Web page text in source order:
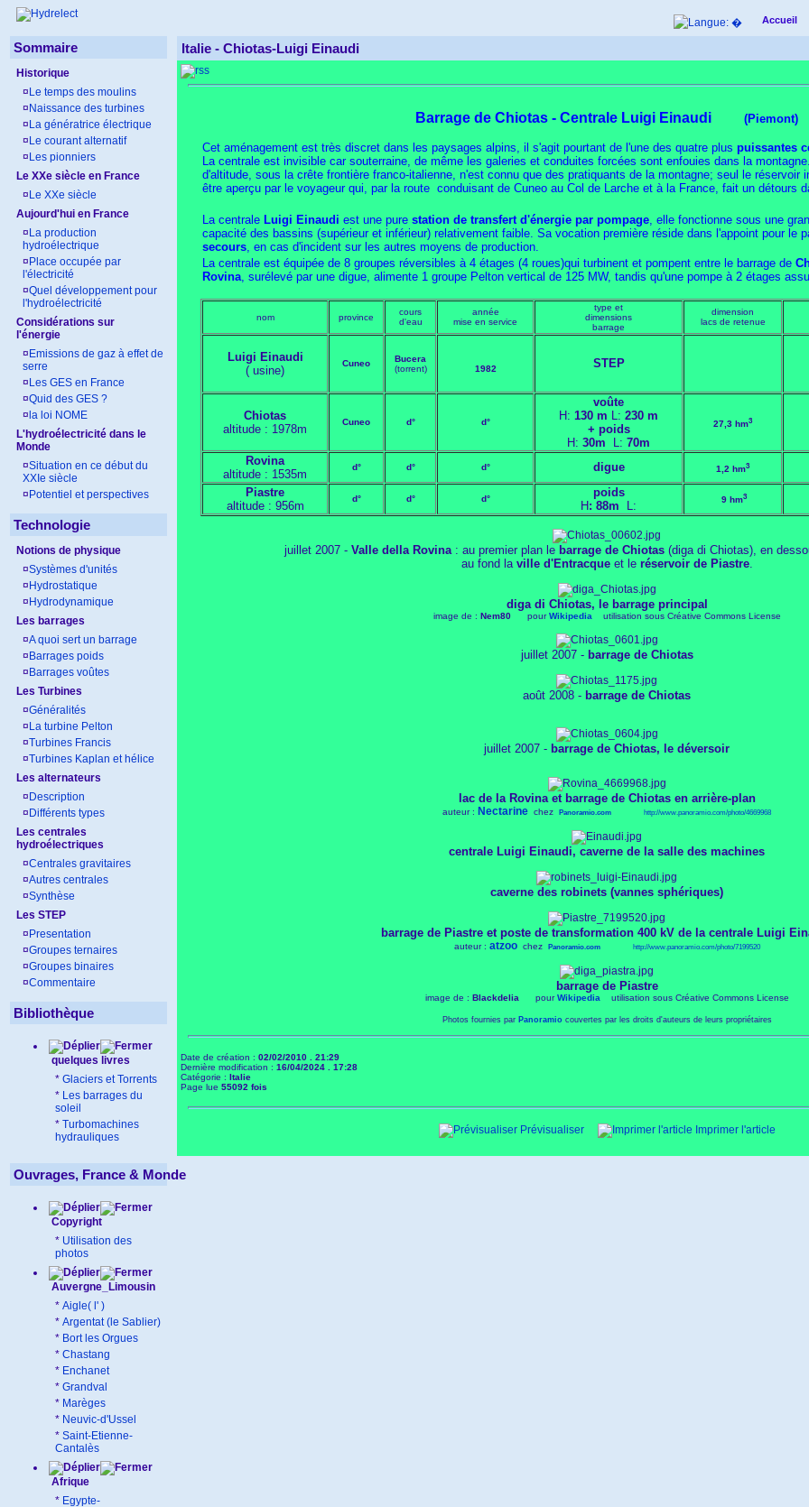
Accueil
Sommaire
Historique
¤ Le temps des moulins
¤ Naissance des turbines
¤ La génératrice électrique
¤ Le courant alternatif
¤ Les pionniers
Le XXe siècle en France
¤ Le XXe siècle
Aujourd'hui en France
¤ La production
hydroélectrique
¤ Place occupée par
l'électricité
¤Quel développement pour
l'hydroélectricité
Considérations sur
l'énergie
¤ Emissions de gaz à effet de
serre
¤ Les GES en France
¤Quid des GES ?
¤ la loi NOME
L'hydroélectricité dans le
Monde
¤Situation en ce début du
XXIe siècle
¤ Potentiel et perspectives
Technologie
Notions de physique
¤Systèmes d'unités
¤ Hydrostatique
¤ Hydrodynamique
Les barrages
¤A quoi sert un barrage
¤ Barrages poids
¤ Barrages voûtes
Les Turbines
¤Généralités
¤ La turbine Pelton
¤Turbines Francis
¤Turbines Kaplan et hélice
Les alternateurs
¤ Description
¤ Différents types
Les centrales
hydroélectriques
¤Centrales gravitaires
¤Autres centrales
¤Synthèse
Les STEP
¤ Presentation
¤Groupes ternaires
¤Groupes binaires
¤Commentaire
Bibliothèque
quelques livres
* Glaciers et Torrents
* Les barrages du
soleil
* Turbomachines
hydrauliques
Ouvrages, France & Monde
Copyright
* Utilisation des
photos
Auvergne_Limousin
* Aigle( l' )
* Argentat (le Sablier)
* Bort les Orgues
* Chastang
* Enchanet
* Grandval
* Marèges
* Neuvic-d'Ussel
* Saint-Etienne-
Cantalès
Afrique
* Egypte-
Italie - Chiotas-Luigi Einaudi
Barrage de Chiotas - Centrale Luigi Einaudi (Piemont)
Cet aménagement est très discret dans les paysages alpins, il s'agit pourtant de l'une des quatre plus puissantes
La centrale est invisible car souterraine, de même les galeries et conduites forcées sont enfouies dans la
d'altitude, sous la crête frontière franco-italienne, n'est connu que des pratiquants de la montagne; seul le réservoir
être aperçu par le voyageur qui, par la route conduisant de Cuneo au Col de Larche et à la France, fait un détours
La centrale Luigi Einaudi est une pure station de transfert d'énergie par pompage, elle fonctionne sous une
capacité des bassins (supérieur et inférieur) relativement faible. Sa vocation première réside dans l'appoint pour le
secours, en cas d'incident sur les autres moyens de production.
La centrale est équipée de 8 groupes réversibles à 4 étages (4 roues)qui turbinent et pompent entre le barrage de
Rovina, surélevé par une digue, alimente 1 groupe Pelton vertical de 125 MW, tandis qu'une pompe à 2 étages
nom province
cours
d'eau
année
mise en service
type et
dimensions
barrage
dimension
lacs de retenue
Luigi Einaudi
( usine)
Cuneo
Bucera
(torrent)
1982 STEP
Chiotas
altitude : 1978m
Cuneo d° d°
voûte
H: 130 m L: 230 m
+ poids
H: 30m L: 70m
27,3 hm3
Rovina
altitude : 1535m
d° d° d° digue 1,2 hm3
Piastre
altitude : 956m
d° d° d°
poids
H: 88m L: 9 hm3
juillet 2007 -Valle della Rovina : au premier plan lebarrage de Chiotas(diga di Chiotas), en
au fond la ville d'Entracqueet le réservoir de Piastre.
diga di Chiotas, le barrage principal
image de : Nem80pourWikipedia utilisation sous Créative Commons License
juillet 2007 -barrage de Chiotas
août 2008 - barrage de Chiotas
juillet 2007 - barrage de Chiotas, le déversoir
lac de la Rovina et barrage de Chiotas en arrière-plan
auteur : Nectarine chez Panoramio.com http://www.panoramio.com/photo/4669968
centrale Luigi Einaudi, caverne de la salle des machines
caverne des robinets (vannes sphériques)
barrage de Piastre et poste de transformation 400 kV de la centrale Luigi
auteur : atzoo chez Panoramio.com http://www.panoramio.com/photo/7199520
barrage de Piastre
image de : Blackdelia pourWikipedia utilisation sous Créative Commons License
Photos fournies par Panoramio couvertes par les droits d'auteurs de leurs propriétaires
Date de création : 02/02/2010 . 21:29
Dernière modification : 16/04/2024 . 17:28
Catégorie : Italie
Page lue 55092 fois
Prévisualiser Imprimer l'article